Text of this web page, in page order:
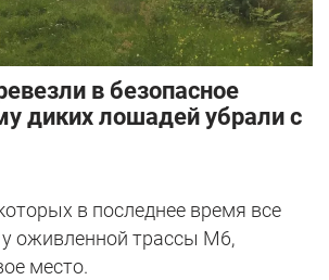
в безопасное
диких лошадей убрали с
в последнее время все
у оживленной трассы М6,
место.